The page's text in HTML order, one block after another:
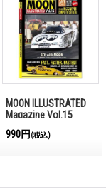
MOON ILLUSTRATED
Magazine Vol.15
990円 (税込)